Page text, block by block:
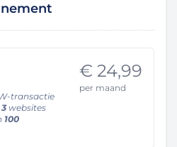
transactie
3websites
100
€ 24,99
per maand